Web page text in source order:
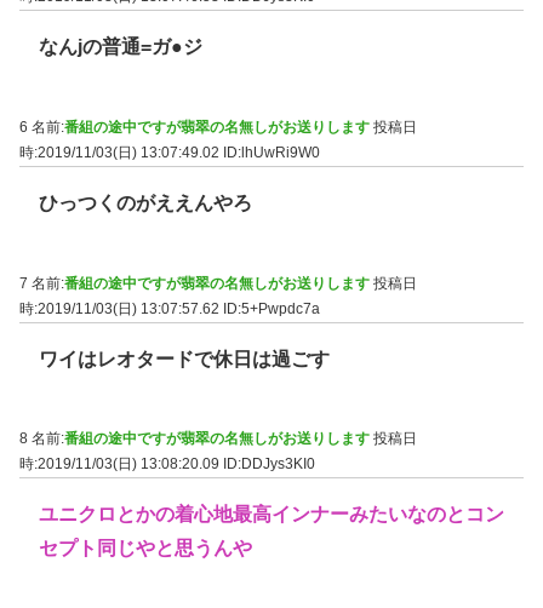
なんjの普通=ガ●ジ
6 名前:番組の途中ですが翡翠の名無しがお送りします 投稿日
時:2019/11/03(日) 13:07:49.02
ID:lhUwRi9W0
ひっつくのがええんやろ
7 名前:番組の途中ですが翡翠の名無しがお送りします 投稿日
時:2019/11/03(日) 13:07:57.62 ID:5+Pwpdc7a
ワイはレオタードで休日は過ごす
8 名前:番組の途中ですが翡翠の名無しがお送りします 投稿日
時:2019/11/03(日) 13:08:20.09
ID:DDJys3KI0
ユニクロとかの着心地最高インナーみたいなのとコン
セプト同じやと思うんや